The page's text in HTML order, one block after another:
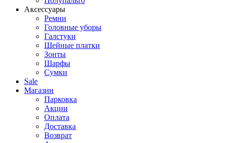
Аксессуары
Ремни
Головные уборы
Галстуки
Шейные платки
Зонты
Шарфы
Сумки
Sale
Магазин
Парковка
Акции
Оплата
Доставка
Возврат